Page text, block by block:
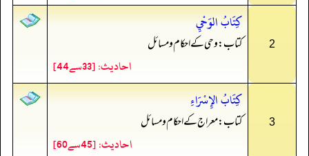
2
كِتَابُ الوَحْيِ
کتاب: وحی کے احکام و مسائل
احادیث: [33سے44]
3
كِتَابُ الإِسْرَاءِ
کتاب: معراج کے احکام و مسائل
احادیث: [45سے60]